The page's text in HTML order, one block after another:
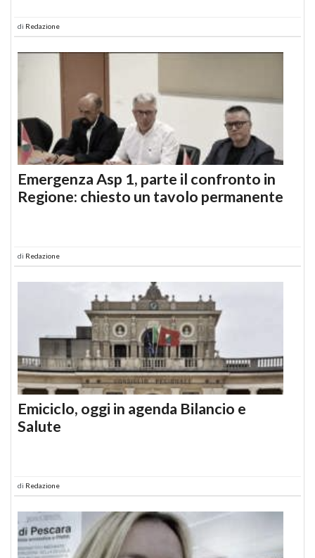
di Redazione
Emergenza Asp 1, parte il confronto in
Regione: chiesto un tavolo permanente
di Redazione
Emiciclo, oggi in agenda Bilancio e
Salute
di Redazione